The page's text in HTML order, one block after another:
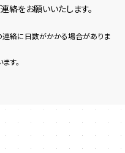
絡をお願いいたします。
連絡に日数がかかる場合がありま
す。